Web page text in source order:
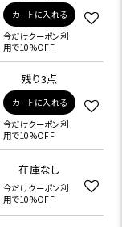
カートに入れる
今だけクーポン利
用で10%OFF
残り3点
カートに入れる
今だけクーポン利
用で10%OFF
在庫なし
今だけクーポン利
用で10%OFF